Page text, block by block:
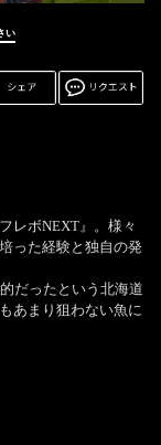
い
レボNEXT』。様々
った経験と独自の発
だったという北海道
あまり狙わない魚に